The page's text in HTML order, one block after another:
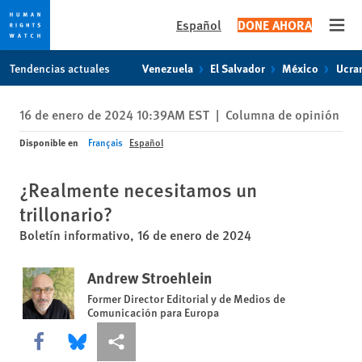
privacy
notice
content
Español DONE AHORA
Tendencias actuales Venezuela El Salvador México
16 de enero de 2024 10:39AM EST | Columna de opinión
Disponible en Français Español
¿Realmente necesitamos un
trillonario?
Boletín informativo, 16 de enero de 2024
Andrew Stroehlein
Former Director Editorial y de Medios de
Comunicación para Europa
Share this via Facebook
Share this via Bluesky
Share this via Compartir